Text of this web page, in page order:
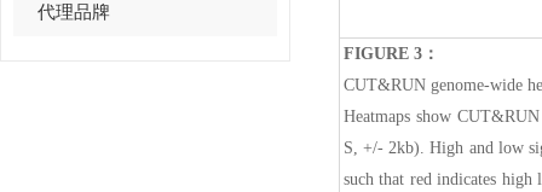
代理品牌
FIGURE 3：
CUT&RUN genome-wide
Heatmaps show
S, +/- 2kb). High and low
such that red indicates high